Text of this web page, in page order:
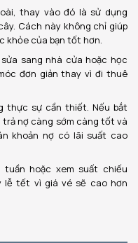
thay vào đó là sử dụng
Cách này không chỉ giúp
khỏe của bạn tốt hơn.
sang nhà cửa hoặc học
đơn giản thay vì đi thuê
thực sự cần thiết. Nếu bắt
trả nợ càng sớm càng tốt và
khoản nợ có lãi suất cao
hoặc xem suất chiếu
lễ tết vì giá vé sẽ cao hơn